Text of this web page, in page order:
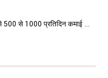
से ₹1000 प्रतिदिन कमाई …